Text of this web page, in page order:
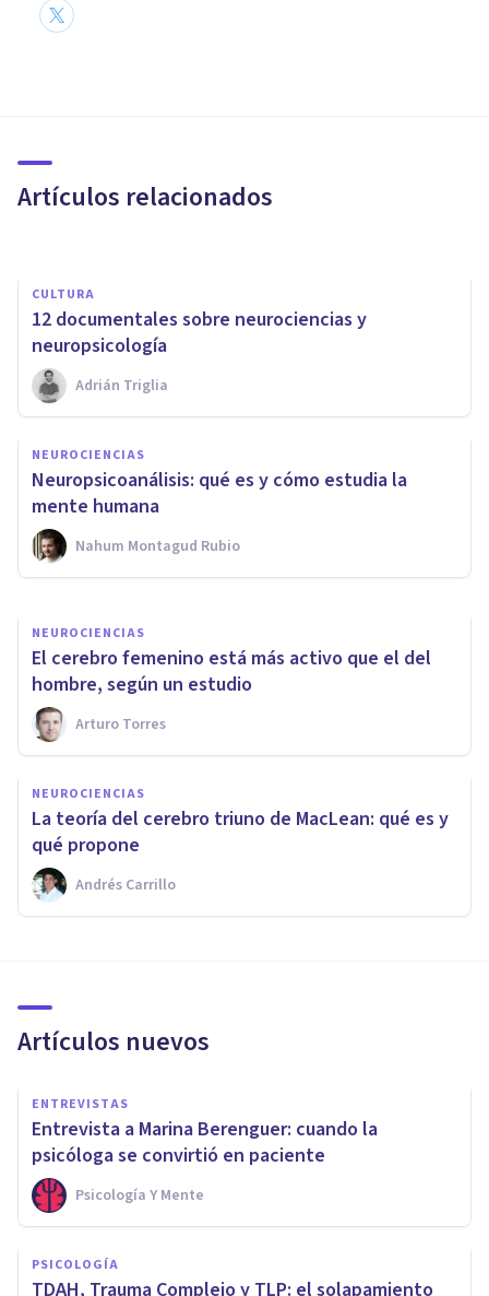
Artículos relacionados
delito
CULTURA
​12 documentales sobre neurociencias y
neuropsicología
Adrián Triglia
NEUROCIENCIAS
Neuropsicoanálisis: qué es y cómo estudia la
mente humana
Nahum Montagud Rubio
NEUROCIENCIAS
Neurociencias: la nueva forma
de entender a la mente
humana
Adolfo Castañeda
NEUROCIENCIAS
El cerebro femenino está más activo que el del
hombre, según un estudio
Arturo Torres
NEUROCIENCIAS
La teoría del cerebro triuno de MacLean: qué es y
qué propone
Andrés Carrillo
Artículos nuevos
ENTREVISTAS
Entrevista a Marina Berenguer: cuando la
psicóloga se convirtió en paciente
Psicología Y Mente
PSICOLOGÍA
TDAH, Trauma Complejo y TLP: el solapamiento